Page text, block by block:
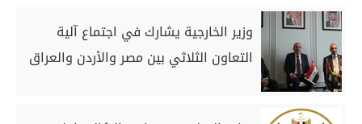
وزير الخارجية يشارك في اجتماع آلية
التعاون الثلاثي بين مصر والأردن والعراق